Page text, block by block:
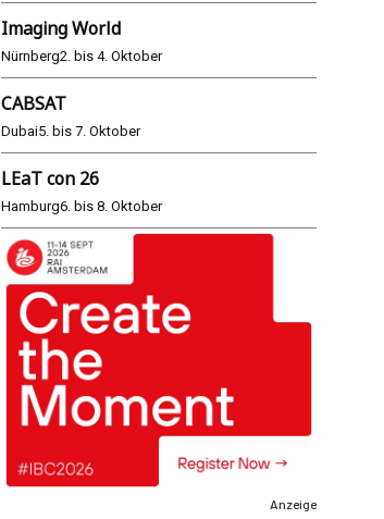
WM 2026: ARD und ZDF im Remote-
Modus
Imaging World
Nürnberg2. bis 4. Oktober
CABSAT
Dubai5. bis 7. Oktober
LEaT con 26
Hamburg6. bis 8. Oktober
Anzeige